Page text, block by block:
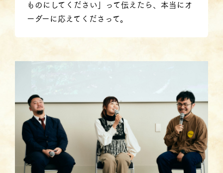
ものにしてください」って伝えたら、本当にオ
ーダーに応えてくださって。